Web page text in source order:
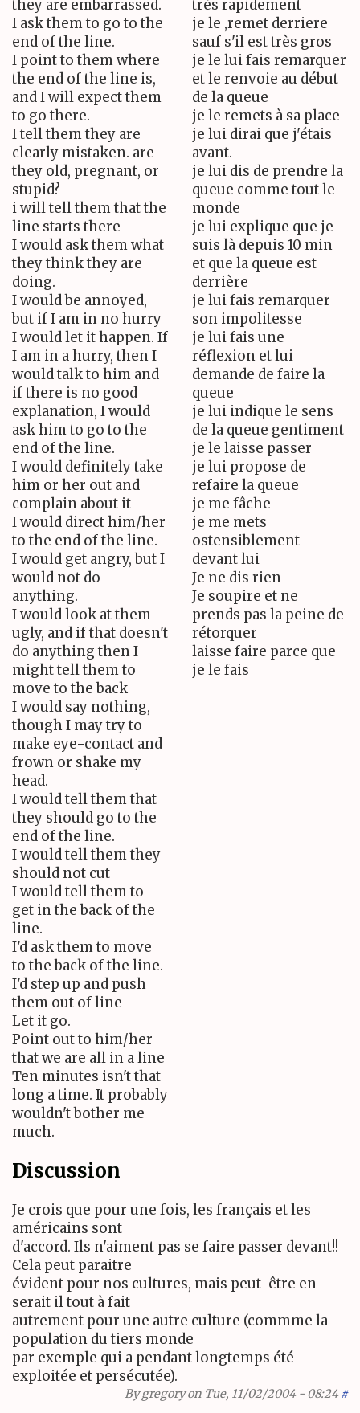
they are embarrassed.
I ask them to go to the
end of the line.
I point to them where
the end of the line is,
and I will expect them
to go there.
I tell them they are
clearly mistaken. are
they old, pregnant, or
stupid?
i will tell them that the
line starts there
I would ask them what
they think they are
doing.
I would be annoyed,
but if I am in no hurry
I would let it happen. If
I am in a hurry, then I
would talk to him and
if there is no good
explanation, I would
ask him to go to the
end of the line.
I would definitely take
him or her out and
complain about it
I would direct him/her
to the end of the line.
I would get angry, but I
would not do
anything.
I would look at them
ugly, and if that doesn't
do anything then I
might tell them to
move to the back
I would say nothing,
though I may try to
make eye-contact and
frown or shake my
head.
I would tell them that
they should go to the
end of the line.
I would tell them they
should not cut
I would tell them to
get in the back of the
line.
I'd ask them to move
to the back of the line.
I'd step up and push
them out of line
Let it go.
Point out to him/her
that we are all in a line
Ten minutes isn't that
long a time. It probably
wouldn't bother me
much.
très rapidement
je le ,remet derriere
sauf s'il est très gros
je le lui fais remarquer
et le renvoie au début
de la queue
je le remets à sa place
je lui dirai que j'étais
avant.
je lui dis de prendre la
queue comme tout le
monde
je lui explique que je
suis là depuis 10 min
et que la queue est
derrière
je lui fais remarquer
son impolitesse
je lui fais une
réflexion et lui
demande de faire la
queue
je lui indique le sens
de la queue gentiment
je le laisse passer
je lui propose de
refaire la queue
je me fâche
je me mets
ostensiblement
devant lui
Je ne dis rien
Je soupire et ne
prends pas la peine de
rétorquer
laisse faire parce que
je le fais
Discussion
Je crois que pour une fois, les français et les
américains sont
d'accord. Ils n'aiment pas se faire passer devant!!
Cela peut paraitre
évident pour nos cultures, mais peut-être en
serait il tout à fait
autrement pour une autre culture (commme la
population du tiers monde
par exemple qui a pendant longtemps été
exploitée et persécutée).
Bygregoryon Tue, 11/02/2004 - 08:24 #